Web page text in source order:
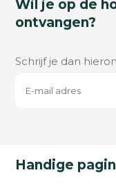
Wil je op de
ontvangen?
Schrijf je dan
Handige